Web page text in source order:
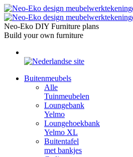
Skip
to
content
Neo-Eko DIY Furniture plans
Build your own furniture
Buitenmeubels
Alle
Tuinmeubelen
Loungebank
Yelmo
Loungehoekbank
Yelmo XL
Buitentafel
met bankjes